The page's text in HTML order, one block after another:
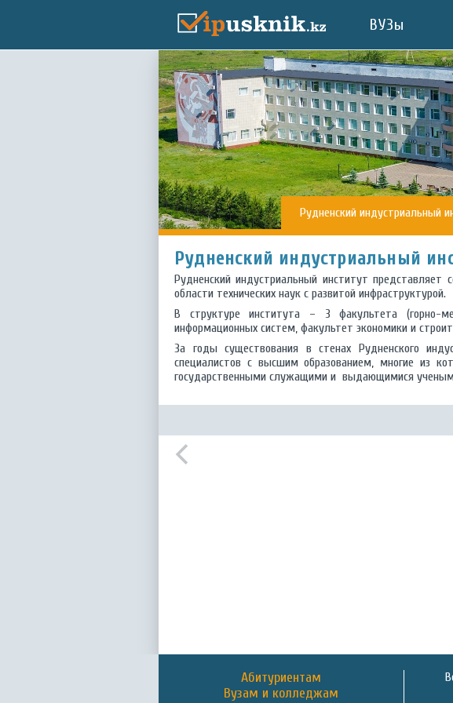
ВУЗы
Рудненский индустриальный
Рудненский индустриальный
Рудненский индустриальный институт представляет
области технических наук с развитой инфраструктурой.
В структуре института – 3 факультета (горно-
информационных систем, факультет экономики и
За годы существования в стенах Рудненского
специалистов с высшим образованием, многие из
государственными служащими и выдающимися
Абитуриентам
Вузам и колледжам